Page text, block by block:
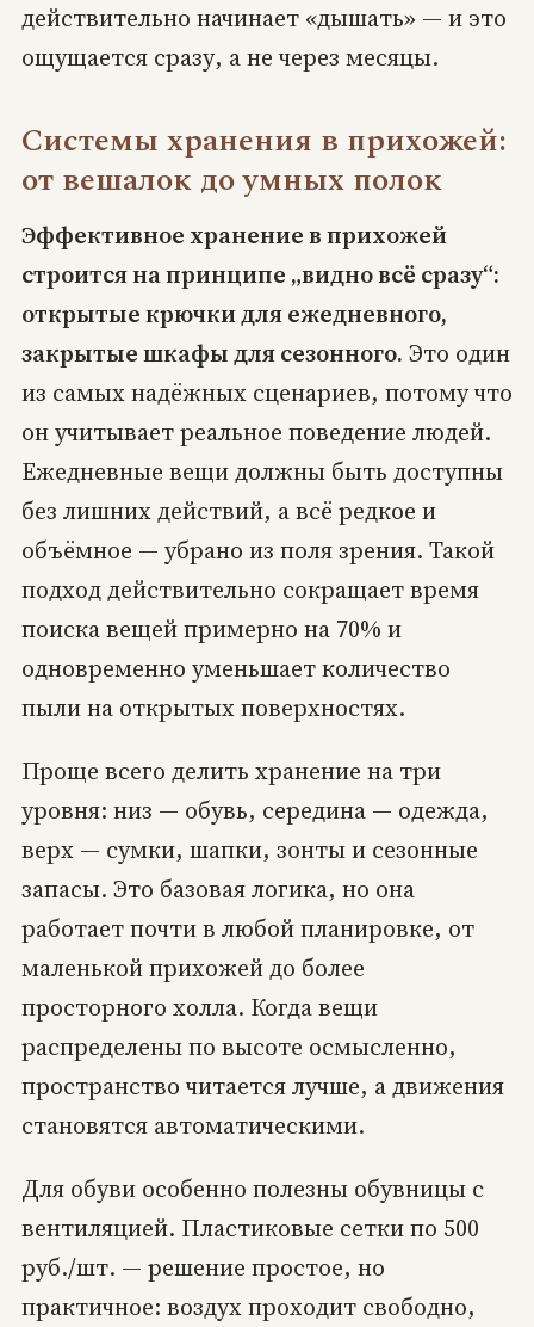
действительно начинает «дышать» — и это
ощущается сразу, а не через месяцы.
Системы хранения в прихожей:
от вешалок до умных полок
Эффективное хранение в прихожей
строится на принципе „видно всё сразу“:
открытые крючки для ежедневного,
закрытые шкафы для сезонного. Это один
из самых надёжных сценариев, потому что
он учитывает реальное поведение людей.
Ежедневные вещи должны быть доступны
без лишних действий, а всё редкое и
объёмное — убрано из поля зрения. Такой
подход действительно сокращает время
поиска вещей примерно на 70% и
одновременно уменьшает количество
пыли на открытых поверхностях.
Проще всего делить хранение на три
уровня: низ — обувь, середина — одежда,
верх — сумки, шапки, зонты и сезонные
запасы. Это базовая логика, но она
работает почти в любой планировке, от
маленькой прихожей до более
просторного холла. Когда вещи
распределены по высоте осмысленно,
пространство читается лучше, а движения
становятся автоматическими.
Для обуви особенно полезны обувницы с
вентиляцией. Пластиковые сетки по 500
руб./шт. — решение простое, но
практичное: воздух проходит свободно,